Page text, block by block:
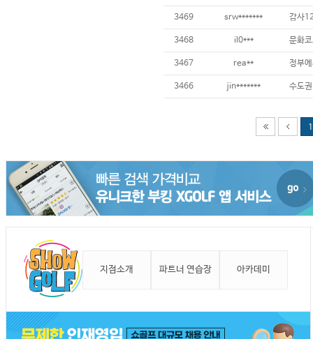
3469 srw******* 감사
3468 il0***
3467 rea**
3466 jin*******
1
지점소개 파트너 연습장 아카데미